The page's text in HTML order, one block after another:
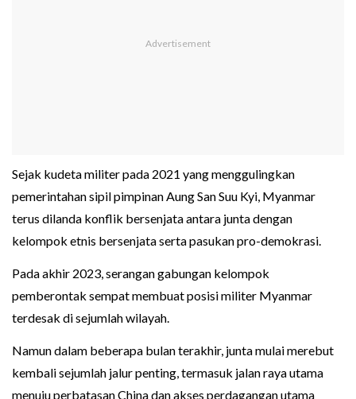
Sejak kudeta militer pada 2021 yang menggulingkan
pemerintahan sipil pimpinan Aung San Suu Kyi, Myanmar
terus dilanda konflik bersenjata antara junta dengan
kelompok etnis bersenjata serta pasukan pro-demokrasi.
Pada akhir 2023, serangan gabungan kelompok
pemberontak sempat membuat posisi militer Myanmar
terdesak di sejumlah wilayah.
Namun dalam beberapa bulan terakhir, junta mulai merebut
kembali sejumlah jalur penting, termasuk jalan raya utama
menuju perbatasan China dan akses perdagangan utama